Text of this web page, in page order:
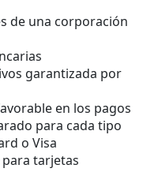
de una corporación
garantizada por
en los pagos
para cada tipo
o Visa
tarjetas